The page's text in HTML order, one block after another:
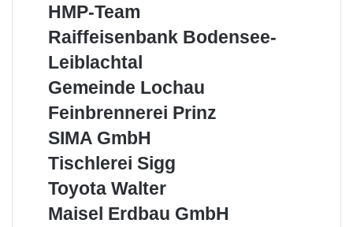
HMP-
HMP-Team
Raiffeisenbank
Leiblachtal
Raiffeisenbank Bodensee-
Leiblachtal
Gemeinde
Gemeinde Lochau
Feinbrennerei
Feinbrennerei Prinz
SIMA
SIMA GmbH
Tischlerei
Tischlerei Sigg
Toyota
Walter
Toyota Walter
Maisel
Maisel Erdbau GmbH